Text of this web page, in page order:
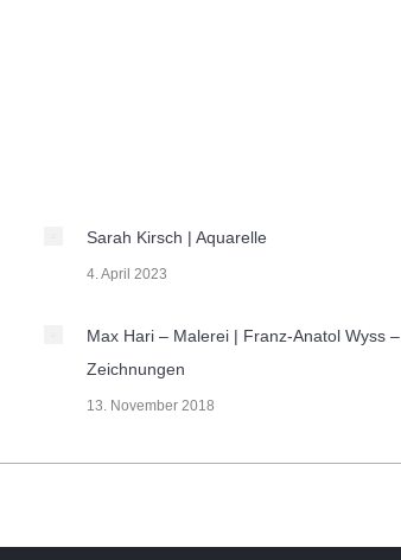
Sarah Kirsch | Aquarelle
4. April 2023
Max Hari – Malerei | Franz-Anatol Wyss –
Zeichnungen
13. November 2018